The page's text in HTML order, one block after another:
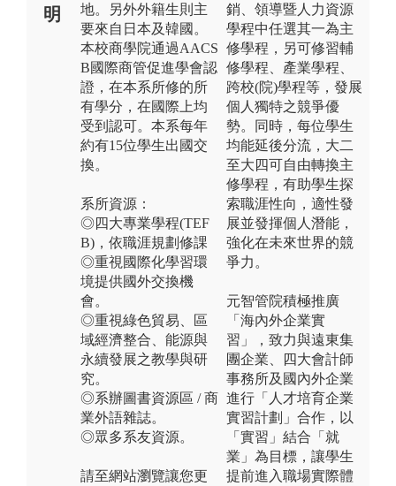
明
地。另外外籍生則主
要來自日本及韓國。
本校商學院通過AACS
B國際商管促進學會認
證，在本系所修的所
有學分，在國際上均
受到認可。本系每年
約有15位學生出國交
換。
系所資源：
◎四大專業學程(TEF
B)，依職涯規劃修課
◎重視國際化學習環
境提供國外交換機
會。
◎重視綠色貿易、區
域經濟整合、能源與
永續發展之教學與研
究。
◎系辦圖書資源區 / 商
業外語雜誌。
◎眾多系友資源。
請至網站瀏覽讓您更
銷、領導暨人力資源
學程中任選其一為主
修學程，另可修習輔
修學程、產業學程、
跨校(院)學程等，發展
個人獨特之競爭優
勢。同時，每位學生
均能延後分流，大二
至大四可自由轉換主
修學程，有助學生探
索職涯性向，適性發
展並發揮個人潛能，
強化在未來世界的競
爭力。
元智管院積極推廣
「海內外企業實
習」，致力與遠東集
團企業、四大會計師
事務所及國內外企業
進行「人才培育企業
實習計劃」合作，以
「實習」結合「就
業」為目標，讓學生
提前進入職場實際體